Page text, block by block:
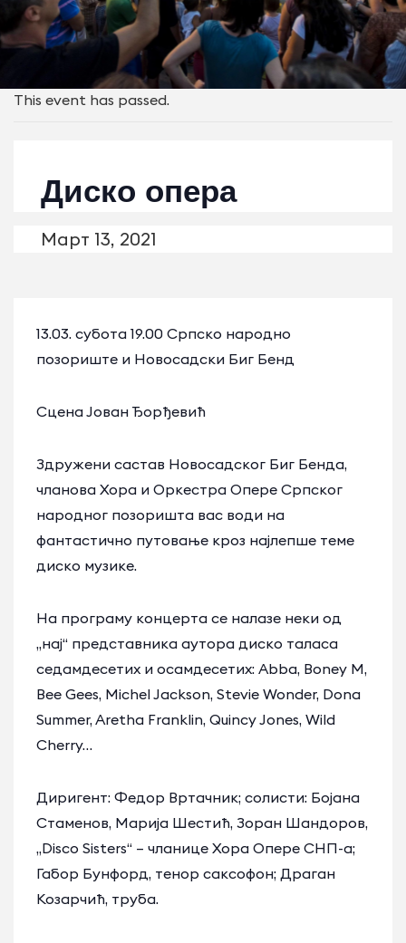
This event has passed.
Диско опера
Март 13, 2021
13.03. субота 19.00 Српско народно
позориште и Новосадски Биг Бенд
Сцена Јован Ђорђевић
Здружени састав Новосадског Биг Бенда,
чланова Хора и Оркестра Опере Српског
народног позоришта вас води на
фантастично путовање кроз најлепше теме
диско музике.
На програму концерта се налазе неки од
„нај“ представника аутора диско таласа
седамдесетих и осамдесетих: Abba, Boney M,
Bee Gees, Michel Jackson, Stevie Wonder, Dona
Summer, Aretha Franklin, Quincy Jones, Wild
Cherry…
Диригент: Федор Вртачник; солисти: Бојана
Стаменов, Марија Шестић, Зоран Шандоров,
„Disco Sisters“ – чланице Хора Опере СНП-а;
Габор Бунфорд, тенор саксофон; Драган
Козарчић, труба.